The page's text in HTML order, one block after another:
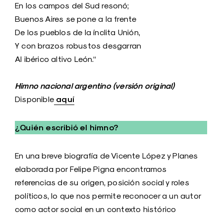
En los campos del Sud resonó;
Buenos Aires se pone a la frente
De los pueblos de la ínclita Unión,
Y con brazos robustos desgarran
Al ibérico altivo León.“
Himno nacional argentino (versión original)
Disponible aquí
¿Quién escribió el himno?
En una breve biografía de Vicente López y Planes
elaborada por Felipe Pigna encontramos
referencias de su origen, posición social y roles
políticos, lo que nos permite reconocer a un autor
como actor social en un contexto histórico